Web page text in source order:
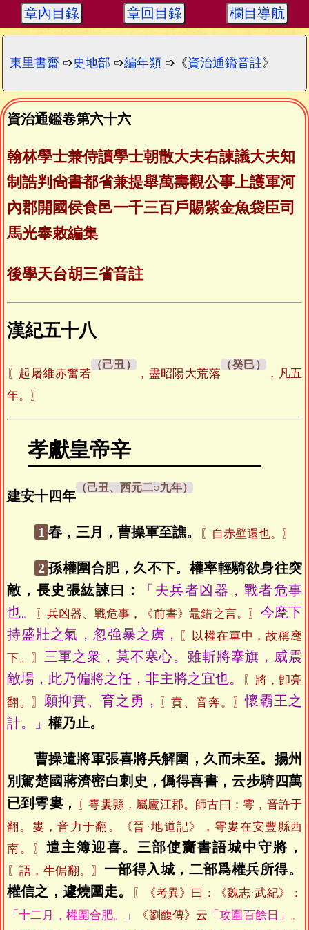
章內目錄 章回目錄 欄目導航
東里書齋 ➩史地部 ➩編年類 ➩《資治通鑑音註》
資治通鑑卷第六十六
翰林學士兼侍讀學士朝散大夫右諫議大夫知
制誥判尙書都省兼提舉萬壽觀公事上護軍河
內郡開國侯食邑一千三百戶賜紫金魚袋臣司
馬光奉敕編集
後學天台胡三省音註
漢紀五十八
〖起屠維赤奮若 ，盡昭陽大荒落
，凡五
年。〗
孝獻皇帝辛
建安十四年
1 春，三月，曹操軍至譙。 〖自赤壁還也。〗
2 孫權圍合肥，久不下。權率輕騎欲身往突
敵，長史張紘諫曰：
「夫兵者凶器，戰者危事
也。
〖兵凶器、戰危事，《前書》鼂錯之言。〗 今麾下
持盛壯之氣，忽強暴之虜，
〖以權在軍中，故稱麾
下。〗 三軍之衆，莫不寒心。雖斬將搴旗，威震
敵場，此乃偏將之任，非主將之宜也。
〖將，卽亮
翻。〗 願抑賁、育之勇， 〖賁、音奔。〗懷霸王之
計。」 權乃止。
曹操遣將軍張喜將兵解圍，久而未至。揚州
別駕楚國蔣濟密白刺史，僞得喜書，云步騎四萬
已到雩婁，
〖雩婁縣，屬廬江郡。師古曰：雩，音許于
翻。婁，音力于翻。《晉·地道記》，雩婁在安豐縣西
南。〗 遣主簿迎喜。三部使齎書語城中守將，
〖語，牛倨翻。〗 一部得入城，二部爲權兵所得。
權信之，遽燒圍走。
〖《考異》曰：《魏志·武紀》：
「十二月，權圍合肥。」
《劉馥傳》云 「攻圍百餘日」 。